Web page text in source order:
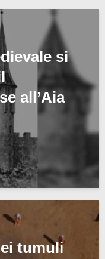
si
all’Aia
tumuli